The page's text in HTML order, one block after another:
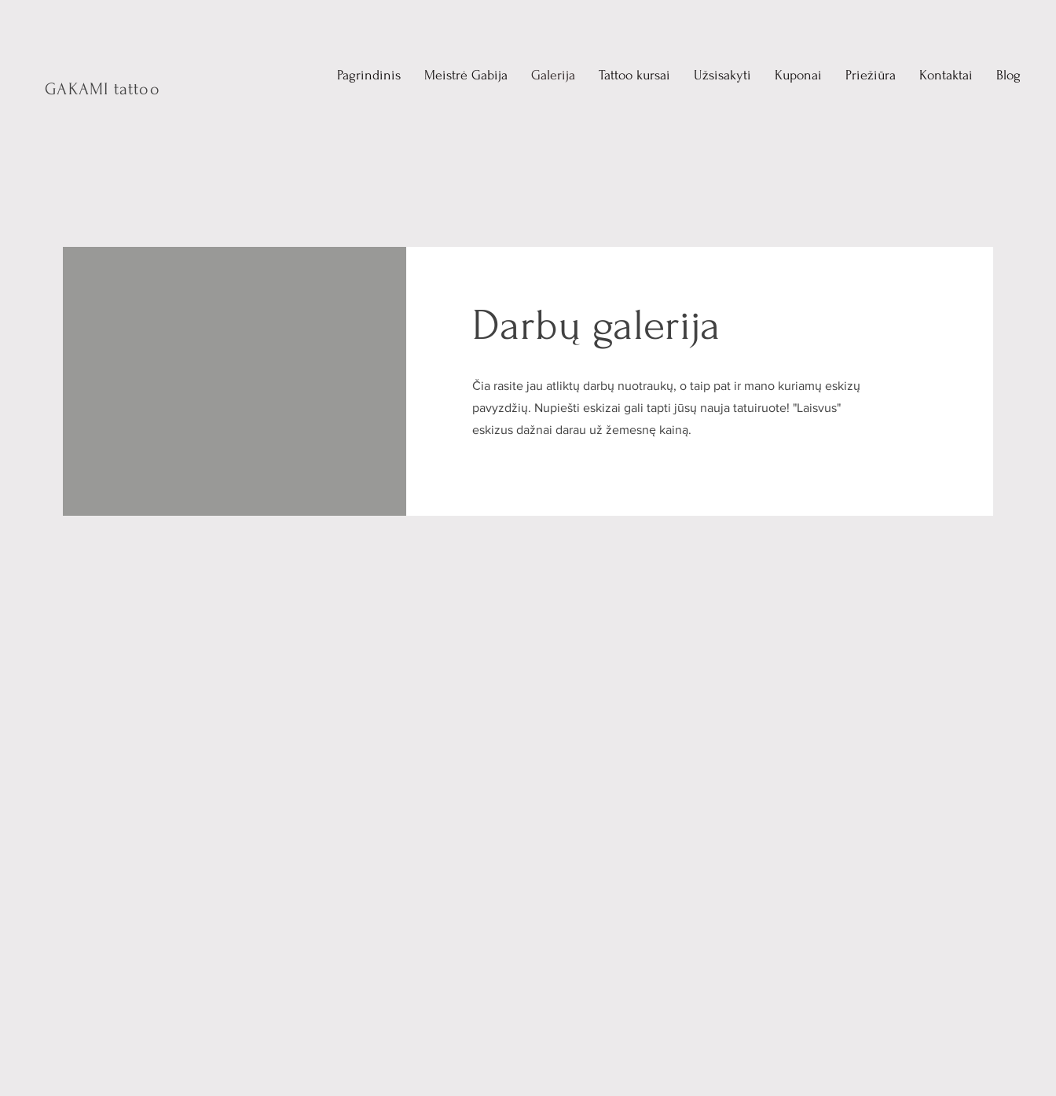
GAKAMI tattoo
Pagrindinis Meistrė Gabija Galerija Tattoo kursai Užsisakyti Kuponai Priežiūra Kontaktai Blog
Darbų galerija
Čia rasite jau atliktų darbų nuotraukų, o taip pat ir mano kuriamų eskizų
pavyzdžių. Nupiešti eskizai gali tapti jūsų nauja tatuiruote! "Laisvus"
eskizus dažnai darau už žemesnę kainą.